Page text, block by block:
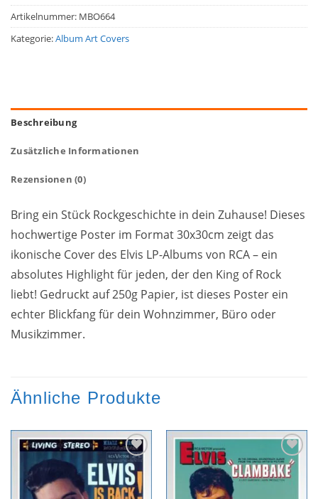
Artikelnummer: MBO664
Kategorie:Album Art Covers
Beschreibung
Zusätzliche Informationen
Rezensionen (0)
Bring ein Stück Rockgeschichte in dein Zuhause! Dieses
hochwertige Poster im Format 30x30cm zeigt das
ikonische Cover des Elvis LP-Albums von RCA – ein
absolutes Highlight für jeden, der den King of Rock
liebt! Gedruckt auf 250g Papier, ist dieses Poster ein
echter Blickfang für dein Wohnzimmer, Büro oder
Musikzimmer.
Ähnliche Produkte
Zur
Wunschliste
hinzufügen
Zur
Wunschliste